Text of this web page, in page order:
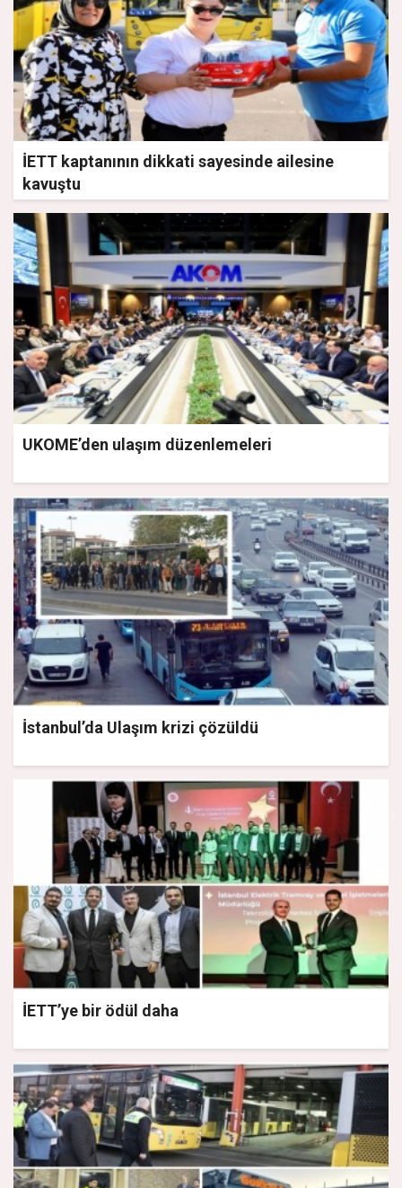
İETT kaptanının dikkati sayesinde ailesine
kavuştu
UKOME’den ulaşım düzenlemeleri
İstanbul’da Ulaşım krizi çözüldü
İETT’ye bir ödül daha